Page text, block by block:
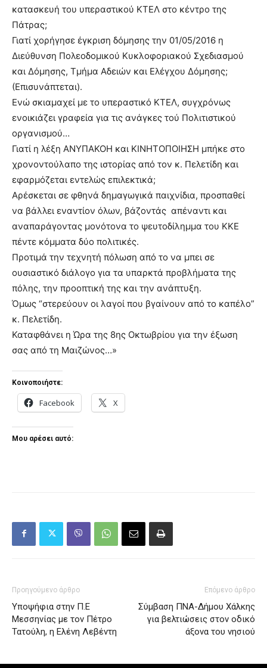
κατασκευή του υπεραστικού ΚΤΕΛ στο κέντρο της
Πάτρας;
Γιατί χορήγησε έγκριση δόμησης την 01/05/2016 η
Διεύθυνση Πολεοδομικού Κυκλοφοριακού Σχεδιασμού
και Δόμησης, Τμήμα Αδειών και Ελέγχου Δόμησης;
(Επισυνάπτεται).
Ενώ σκιαμαχεί με το υπεραστικό ΚΤΕΛ, συγχρόνως
ενοικιάζει γραφεία για τις ανάγκες τού Πολιτιστικού
οργανισμού…
Γιατί η λέξη ΑΝΥΠΑΚΟΗ και ΚΙΝΗΤΟΠΟΙΗΣΗ μπήκε στο
χρονοντούλαπο της ιστορίας από τον κ. Πελετίδη και
εφαρμόζεται εντελώς επιλεκτικά;
Αρέσκεται σε φθηνά δημαγωγικά παιχνίδια, προσπαθεί
να βάλλει εναντίον όλων, βάζοντάς απέναντι και
αναπαράγοντας μονότονα το ψευτοδίλημμα του ΚΚΕ
πέντε κόμματα δύο πολιτικές.
Προτιμά την τεχνητή πόλωση από το να μπει σε
ουσιαστικό διάλογο για τα υπαρκτά προβλήματα της
πόλης, την προοπτική της και την ανάπτυξη.
Όμως “στερεύουν οι λαγοί που βγαίνουν από το καπέλο”
κ. Πελετίδη.
Καταφθάνει η Ώρα της 8ης Οκτωβρίου για την έξωση
σας από τη Μαιζώνος…»
Κοινοποιήστε:
Facebook X
Μου αρέσει αυτό:
Προηγούμενο άρθρο
Υποψήφια στην Π.Ε
Μεσσηνίας με τον Πέτρο
Τατούλη, η Ελένη Λεβέντη
Επόμενο άρθρο
Σύμβαση ΠΝΑ-Δήμου Χάλκης
για βελτιώσεις στον οδικό
άξονα του νησιού